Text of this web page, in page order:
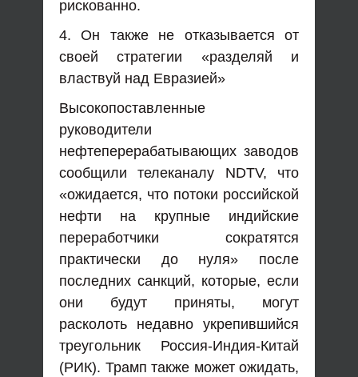
рискованно.
4. Он также не отказывается от
своей стратегии «разделяй и
властвуй над Евразией»
Высокопоставленные
руководители
нефтеперерабатывающих заводов
сообщили телеканалу NDTV, что
«ожидается, что потоки российской
нефти на крупные индийские
переработчики сократятся
практически до нуля» после
последних санкций, которые, если
они будут приняты, могут
расколоть недавно укрепившийся
треугольник Россия-Индия-Китай
(РИК). Трамп также может ожидать,